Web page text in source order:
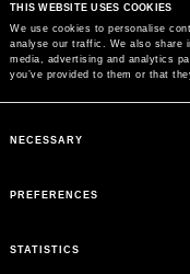
THIS WEBSITE USES COOKIES
We use cookies to personalise
analyse our traffic. We also share
media, advertising and analytics
you’ve provided to them or that
Selection
NECESSARY
PREFERENCES
STATISTICS